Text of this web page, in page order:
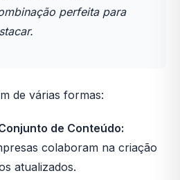
perfeita para
de várias formas:
de Conteúdo:
colaboram na criação
atualizados.